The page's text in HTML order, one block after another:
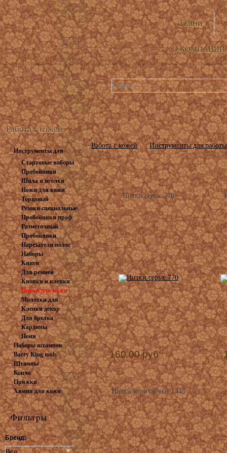
Ткани
О КОМПАНИИ
Работа с кожей
Инструменты для
работы с...
Стартовые наборы
Пробойники
вилочные
Шила и иголки
Ножи для кожи
Торцевый
инструмент
Резаки специальные
Пробойники проф
Разметочный
инструмент
Пробойники
револьверные
Нарезатели полос
Наборы
пробойников
Книги
Для ремней
Кнопки и клепки
Нитки для кожи
Молотки для
штампов и...
Клепки декор
Для брелка
заготовка
Кардины
Пони
Наборы штампов
Barry King tools
Штампы
Кончо
Пряжки
Химия для кожи
Фильтры
Бренд:
Работа с кожей Инструменты для
Нитки серые 770
160.00 руб
Нитки коричневые 1446